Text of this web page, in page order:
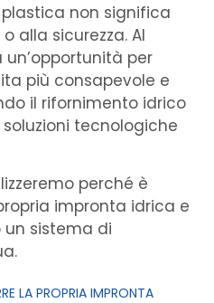
plastica non significa
alla sicurezza. Al
per
più consapevole e
il rifornimento idrico
tecnologiche
perché è
impronta idrica e
sistema di
LA PROPRIA IMPRONTA